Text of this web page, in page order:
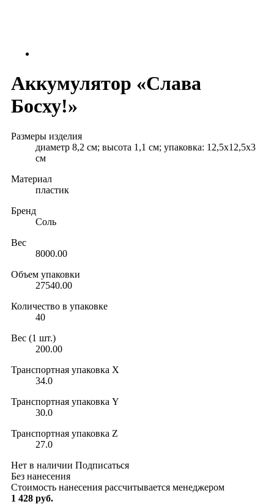
Аккумулятор «Слава
Босху!»
Размеры изделия
диаметр 8,2 см; высота 1,1 см; упаковка: 12,5х12,5х3
см
Материал
пластик
Бренд
Соль
Вес
8000.00
Объем упаковки
27540.00
Количество в упаковке
40
Вес (1 шт.)
200.00
Транспортная упаковка X
34.0
Транспортная упаковка Y
30.0
Транспортная упаковка Z
27.0
Нет в наличии Подписаться
Без нанесения
Стоимость нанесения рассчитывается менеджером
1 428 руб.